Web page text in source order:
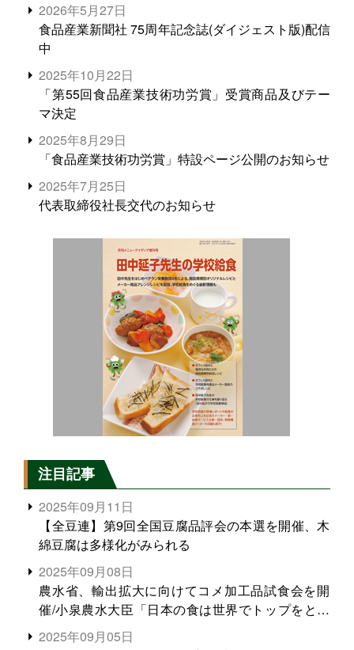
2026年5月27日
食品産業新聞社 75周年記念誌(ダイジェスト版)配信
中
2025年10月22日
「第55回食品産業技術功労賞」受賞商品及びテー
マ決定
2025年8月29日
「食品産業技術功労賞」特設ページ公開のお知らせ
2025年7月25日
代表取締役社長交代のお知らせ
注目記事
2025年09月11日
【全豆連】第9回全国豆腐品評会の本選を開催、木
綿豆腐は多様化がみられる
2025年09月08日
農水省、輸出拡大に向けてコメ加工品試食会を開
催/小泉農水大臣「日本の食は世界でトップをとれ
る。米増産に向けて、米輸出需要の拡大を」
2025年09月05日